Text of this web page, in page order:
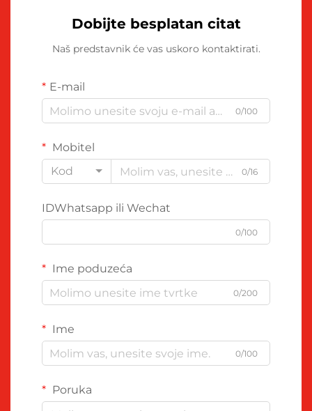
Dobijte besplatan citat
Naš predstavnik će vas uskoro kontaktirati.
E-mail
0/100
Mobitel
Kod
0/16
IDWhatsapp ili Wechat
0/100
Ime poduzeća
0/200
Ime
0/100
Poruka